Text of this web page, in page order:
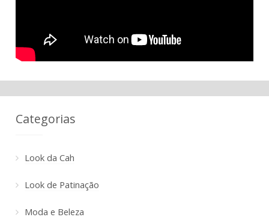
Categorias
Look da Cah
Look de Patinação
Moda e Beleza